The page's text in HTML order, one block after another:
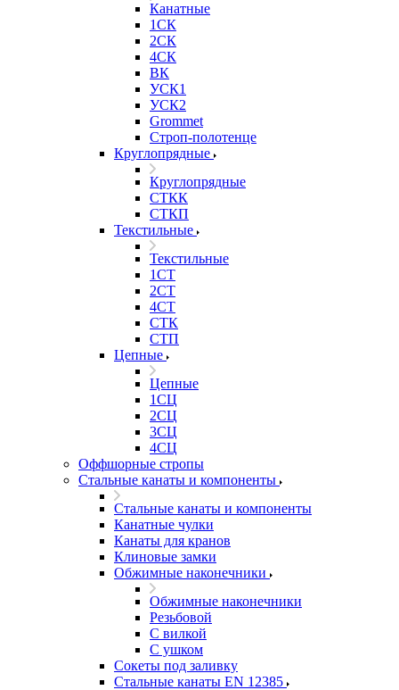
Канатные
1СК
2СК
4СК
ВК
УСК1
УСК2
Grommet
Строп-полотенце
Круглопрядные
Круглопрядные
СТКК
СТКП
Текстильные
Текстильные
1СТ
2СТ
4СТ
СТК
СТП
Цепные
Цепные
1СЦ
2СЦ
3СЦ
4СЦ
Оффшорные стропы
Стальные канаты и компоненты
Стальные канаты и компоненты
Канатные чулки
Канаты для кранов
Клиновые замки
Обжимные наконечники
Обжимные наконечники
Резьбовой
С вилкой
С ушком
Сокеты под заливку
Стальные канаты EN 12385